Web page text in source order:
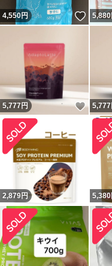
4,550円 いい
5,880
5,777円 いい
5,777
2,879円 5,380